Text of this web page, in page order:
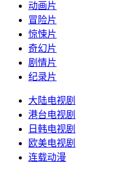
动画片
冒险片
惊悚片
奇幻片
剧情片
纪录片
大陆电视剧
港台电视剧
日韩电视剧
欧美电视剧
连载动漫